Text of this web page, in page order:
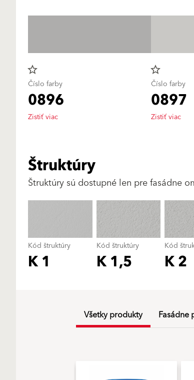
star_border
Číslo farby
0896
Zistiť viac
star_border
Číslo farby
0897
Zistiť viac
Štruktúry
Štruktúry sú dostupné len pre fasádne
Kód štruktúry
K 1
Kód štruktúry
K 1,5
Kód
K 2
Všetky produkty Fasádne